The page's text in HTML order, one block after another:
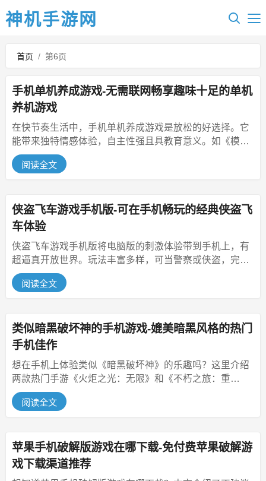
神机手游网
首页 / 第6页
手机单机养成游戏-无需联网畅享趣味十足的单机
养机游戏
在快节奏生活中，手机单机养成游戏是放松的好选择。它
能带来独特情感体验，自主性强且具教育意义。如《模拟
城市：我是市长》《梦想城镇》...
阅读全文
侠盗飞车游戏手机版-可在手机畅玩的经典侠盗飞
车体验
侠盗飞车游戏手机版将电脑版的刺激体验带到手机上，有
超逼真开放世界。玩法丰富多样，可当警察或侠盗，完成
各种主线支线任务。开发者做了...
阅读全文
类似暗黑破坏神的手机游戏-媲美暗黑风格的热门
手机佳作
想在手机上体验类似《暗黑破坏神》的乐趣吗？这里介绍
两款热门手游《火炬之光：无限》和《不朽之旅：重
生》。它们有丰富地图、多样装备、...
阅读全文
苹果手机破解版游戏在哪下载-免付费苹果破解游
戏下载渠道推荐